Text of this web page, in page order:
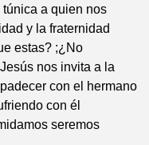
a quien nos
y la fraternidad
estas? ;¿No
nos invita a la
con el hermano
con él
seremos